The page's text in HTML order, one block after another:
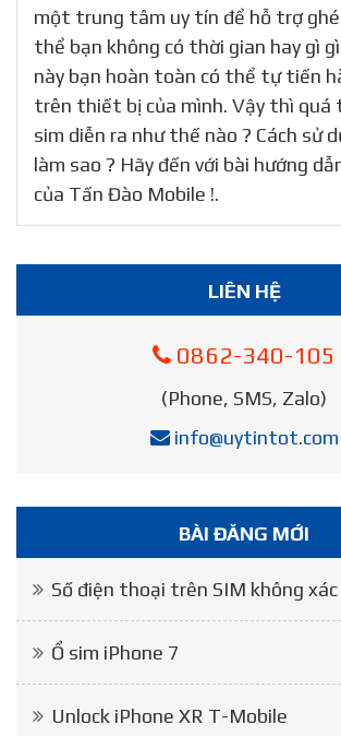
một trung tâm uy tín để hỗ trợ
thể bạn không có thời gian hay gì
này bạn hoàn toàn có thể tự tiến
trên thiết bị của mình. Vậy thì quá
sim diễn ra như thế nào ? Cách sử
làm sao ? Hãy đến với bài hướng
của Tấn Đào Mobile !.
LIÊN HỆ
0862-340-105
(Phone, SMS, Zalo)
info@uytintot.com
BÀI ĐĂNG MỚI
Số điện thoại trên SIM không xác
Ổ sim iPhone 7
Unlock iPhone XR T-Mobile